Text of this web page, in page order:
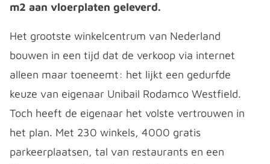
m2 aan vloerplaten geleverd.
Het grootste winkelcentrum van Nederland
bouwen in een tijd dat de verkoop via internet
alleen maar toeneemt: het lijkt een gedurfde
keuze van eigenaar Unibail Rodamco Westfield.
Toch heeft de eigenaar het volste vertrouwen in
het plan. Met 230 winkels, 4000 gratis
parkeerplaatsen, tal van restaurants en een